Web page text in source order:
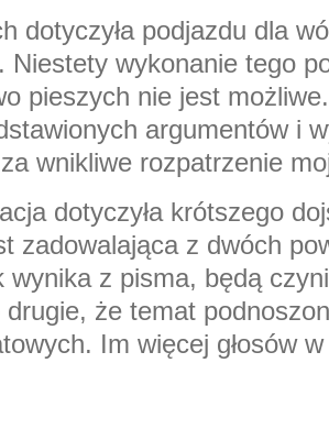
dotyczyła podjazdu dla
Niestety wykonanie tego
pieszych nie jest
argumentów i
wnikliwe rozpatrzenie
dotyczyła krótszego
zadowalająca z dwóch
wynika z pisma, będą
że temat
Im więcej głosów